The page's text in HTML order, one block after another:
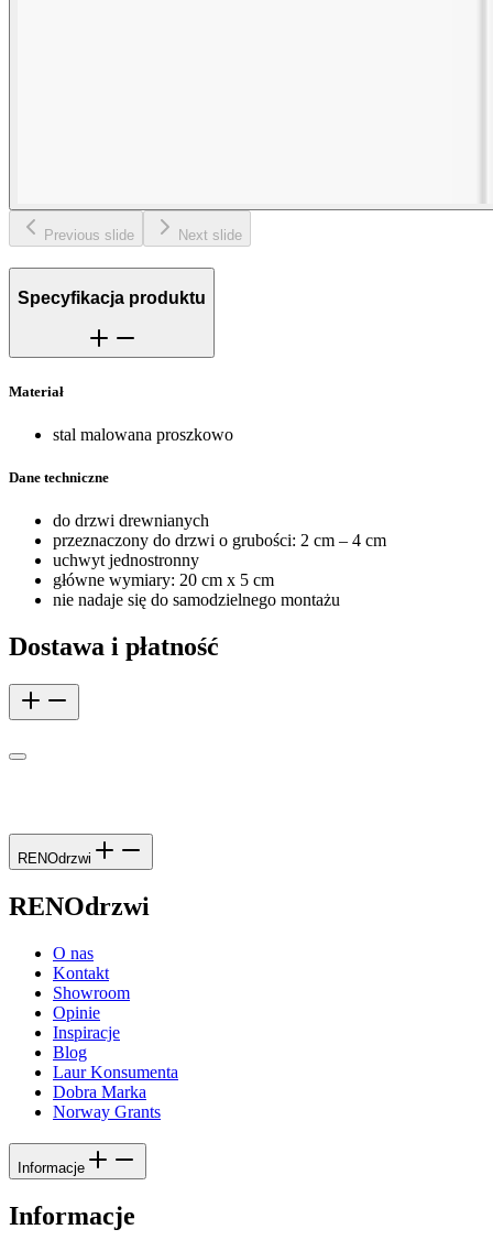
Previous slide Next slide
Specyfikacja produktu
Materiał
stal malowana proszkowo
Dane techniczne
do drzwi drewnianych
przeznaczony do drzwi o grubości: 2 cm – 4 cm
uchwyt jednostronny
główne wymiary: 20 cm x 5 cm
nie nadaje się do samodzielnego montażu
Dostawa i płatność
RENOdrzwi
RENOdrzwi
O nas
Kontakt
Showroom
Opinie
Inspiracje
Blog
Laur Konsumenta
Dobra Marka
Norway Grants
Informacje
Informacje